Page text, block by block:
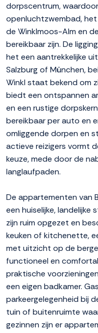
dorpscentrum,
openluchtzwembad,
de Winklmoos-Alm en
bereikbaar zijn. De
het een aantrekkelijke
Salzburg of München,
Winkl staat bekend om
biedt een ontspannen
en een rustige
bereikbaar per auto en
omliggende dorpen en
actieve reizigers vormt
keuze, mede door de
langlaufpaden.
De appartementen van
een huiselijke, landelijke
zijn ruim opgezet en
keuken of kitchenette,
met uitzicht op de
functioneel en
praktische
een eigen badkamer.
parkeergelegenheid bij
tuin of buitenruimte
gezinnen zijn er